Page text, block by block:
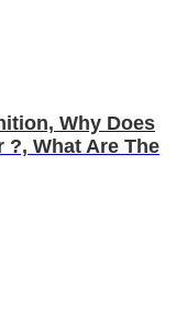
Why Does
?, What Are The